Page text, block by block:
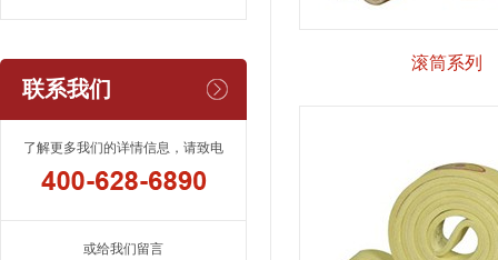
联系我们
了解更多我们的详情信息，请致电
或给我们留言
滚筒系列